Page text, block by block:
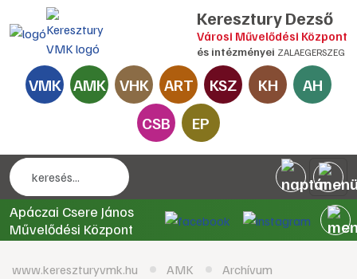
Keresztury Dezső
Városi Művelődési Központ
és intézményei ZALAEGERSZEG
VMK AMK VHK ART KSZ KH
AH
CSB
EP
Apáczai Csere János
Művelődési Központ
www.kereszturyvmk.hu AMK Archívum